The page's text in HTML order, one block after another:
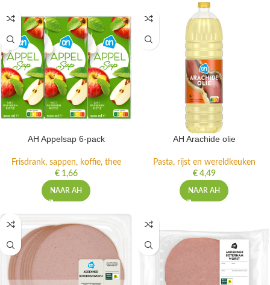
AH Appelsap 6-pack
Frisdrank, sappen, koffie, thee
€1,66
NAAR AH
AH Arachide olie
Pasta, rijst en wereldkeuken
€4,49
NAAR AH